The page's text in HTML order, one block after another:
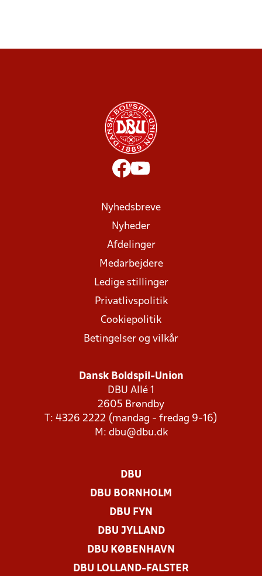
Nyhedsbreve
Nyheder
Afdelinger
Medarbejdere
Ledige stillinger
Privatlivspolitik
Cookiepolitik
Betingelser og vilkår
Dansk Boldspil-Union
DBU Allé 1
2605 Brøndby
T: 4326 2222 (mandag - fredag 9-16)
M: dbu@dbu.dk
DBU
DBU BORNHOLM
DBU FYN
DBU JYLLAND
DBU KØBENHAVN
DBU LOLLAND-FALSTER